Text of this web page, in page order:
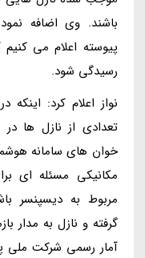
پیوسته اعلام می
رسیدگی شود.
نواز اعلام کرد:
تعدادی از نازل ها
خوان های سامانه
مکانیکی مسئله ای
مربوط به دیسپنسر
گرفته و نازل به مدار